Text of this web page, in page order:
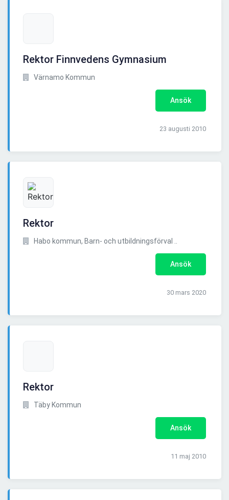
Rektor Finnvedens Gymnasium
Värnamo Kommun
Ansök
23 augusti 2010
Rektor
Habo kommun, Barn- och utbildningsförval ..
Ansök
30 mars 2020
Rektor
Täby Kommun
Ansök
11 maj 2010